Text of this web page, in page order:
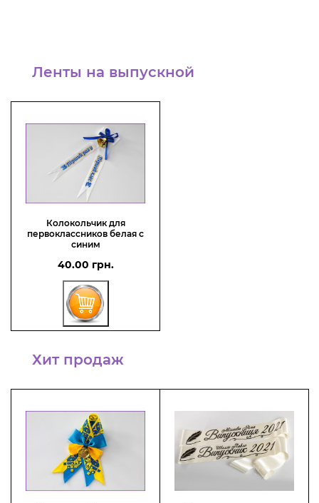
Ленты на выпускной
Колокольчик для
первоклассников белая с
синим
40.00 грн.
Хит продаж